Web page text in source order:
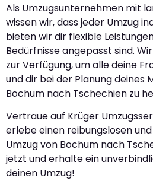
Als Umzugsunternehmen mit
wissen wir, dass jeder Umzug
bieten wir dir flexible
Bedürfnisse angepasst sind.
zur Verfügung, um alle deine
und dir bei der Planung deines
Bochum nach Tschechien zu
Vertraue auf Krüger
erlebe einen reibungslosen
Umzug von Bochum nach
jetzt und erhalte ein
deinen Umzug!